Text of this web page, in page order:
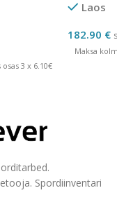
3 x 6.10€
Laos
182.90 €
Maksa
Spordiinventari